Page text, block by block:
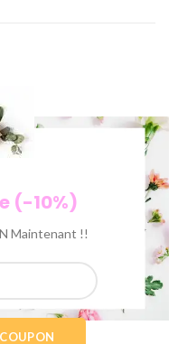
(-10%)
Maintenant !!